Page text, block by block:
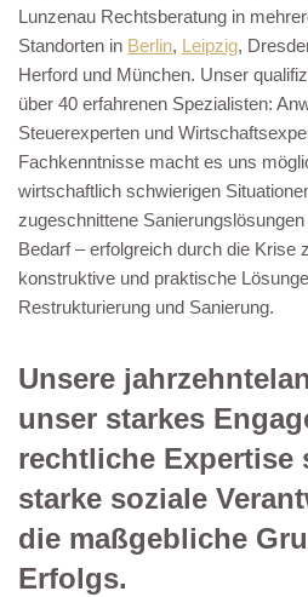
Lunzenau Rechtsberatung in
Standorten in Berlin, Leipzig,
Herford und München. Unser
über 40 erfahrenen Spezialisten:
Steuerexperten und
Fachkenntnisse macht es uns
wirtschaftlich schwierigen
zugeschnittene
Bedarf – erfolgreich durch die Krise
konstruktive und praktische
Restrukturierung und Sanierung.
Unsere
unser starkes
rechtliche Expertise
starke soziale
die maßgebliche
Erfolgs.